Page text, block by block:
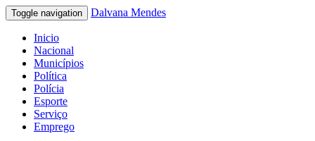
Toggle navigation Dalvana Mendes
Inicio
Nacional
Municípios
Política
Polícia
Esporte
Serviço
Emprego